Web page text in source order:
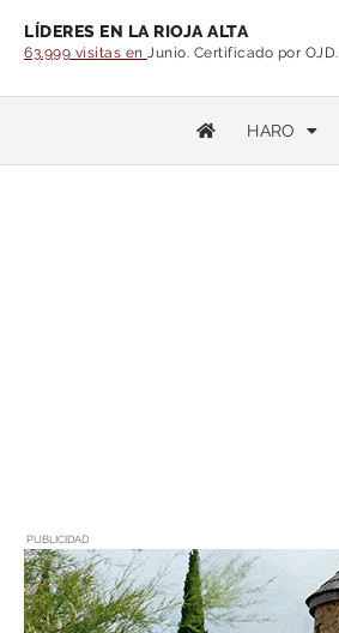
LÍDERES EN LA RIOJA ALTA
63.999 visitas en Junio. Certificado por OJD.
HARO
PUBLICIDAD